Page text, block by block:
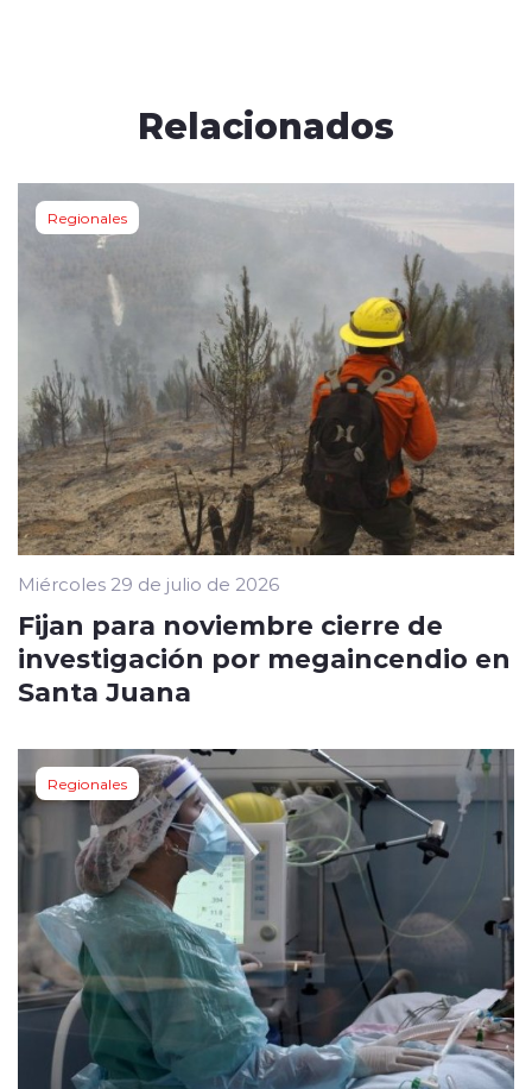
Relacionados
Regionales
Miércoles 29 de julio de 2026
Fijan para noviembre cierre de
investigación por megaincendio en
Santa Juana
Regionales